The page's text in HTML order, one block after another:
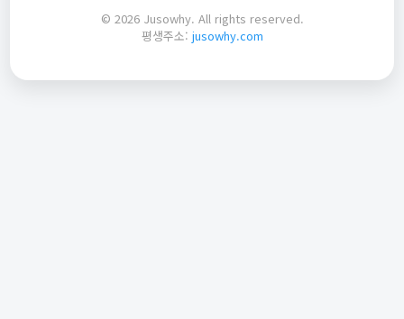
© 2026 Jusowhy. All rights reserved.
평생주소: jusowhy.com